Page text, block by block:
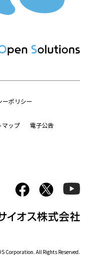
ーポリシー
マップ 電子公告
Corporation. All Rights Reserved.